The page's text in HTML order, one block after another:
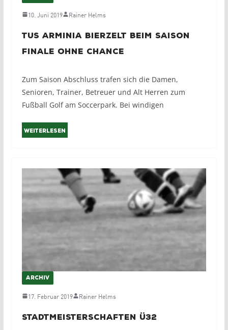
10. Juni 2019 Rainer Helms
TuS Arminia Bierzelt beim Saison
Finale ohne Chance
Zum Saison Abschluss trafen sich die Damen,
Senioren, Trainer, Betreuer und Alt Herren zum
Fußball Golf am Soccerpark. Bei windigen
Weiterlesen
ARCHIV
17. Februar 2019 Rainer Helms
Stadtmeisterschaften Ü32